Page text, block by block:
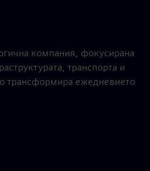
компания, фокусирана
транспорта и
трансформира ежедневието